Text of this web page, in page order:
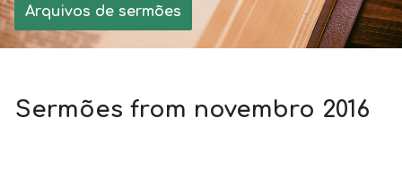
Arquivos de sermões
Sermões from novembro 2016